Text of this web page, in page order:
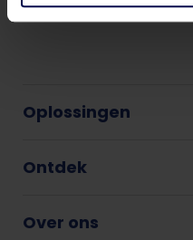
Oplossingen
Ontdek
Over ons